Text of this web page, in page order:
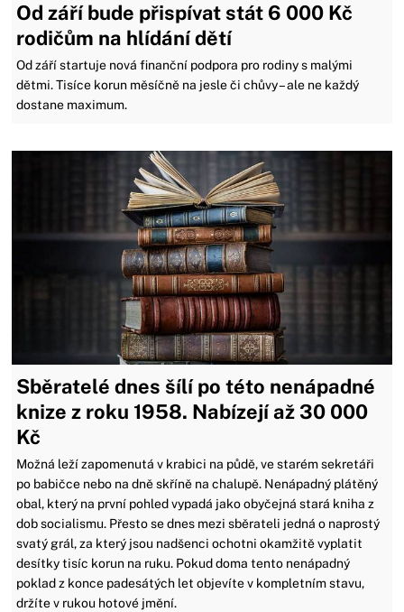
Od září bude přispívat stát 6 000 Kč
rodičům na hlídání dětí
Od září startuje nová finanční podpora pro rodiny s malými
dětmi. Tisíce korun měsíčně na jesle či chůvy – ale ne každý
dostane maximum.
Sběratelé dnes šílí po této nenápadné
knize z roku 1958. Nabízejí až 30 000
Kč
Možná leží zapomenutá v krabici na půdě, ve starém sekretáři
po babičce nebo na dně skříně na chalupě. Nenápadný plátěný
obal, který na první pohled vypadá jako obyčejná stará kniha z
dob socialismu. Přesto se dnes mezi sběrateli jedná o naprostý
svatý grál, za který jsou nadšenci ochotni okamžitě vyplatit
desítky tisíc korun na ruku. Pokud doma tento nenápadný
poklad z konce padesátých let objevíte v kompletním stavu,
držíte v rukou hotové jmění.